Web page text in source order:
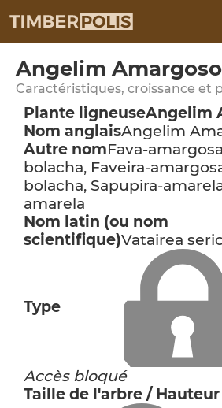
Angelim Amargoso
Caractéristiques, croissance et
Plante ligneuseAngelim
Nom anglaisAngelim
Autre nomFava-
bolacha, Faveira-
bolacha, Sapupira-
amarela
Nom latin (ou nom
scientifique)Vatairea
Type
Accès bloqué
Taille de l'arbre /